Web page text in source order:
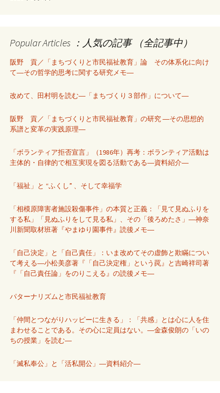
Popular Articles ：人気の記事 （全記事中）
阪野 貢／「まちづくりと市民福祉教育」論 その体系化に向け
て―その哲学的思考に関する研究メモ―
改めて、田村明を読む―「まちづくり３部作」について―
阪野 貢／「まちづくりと市民福祉教育」の研究 ―その思想的
系譜と変革の実践原理―
「ボランティア拒否宣言」（1986年）再考：ボランティア活動は
主体的・自律的で相互実現を図る活動である―資料紹介―
「福祉」と “ふくし” 、そして幸福学
「相模原障害者施設殺傷事件」の本質と正義：「見て見ぬふりを
する私」「見ぬふりをして見る私」、その「後ろめたさ」―神奈
川新聞取材班著『やまゆり園事件』読後メモ―
「自己決定」と「自己責任」：いま改めてその虚飾と欺瞞につい
て考える―小松美彦著『「自己決定権」という罠』と吉崎祥司著
『「自己責任論」をのりこえる』の読後メモ―
パターナリズムと市民福祉教育
「仲間とつながりハッピーに生きる」：「共感」とは心に人を住
まわせることである。その心に定員はない。―金森俊朗の「いの
ちの授業」を読む―
「滅私奉公」と「活私開公」―資料紹介―